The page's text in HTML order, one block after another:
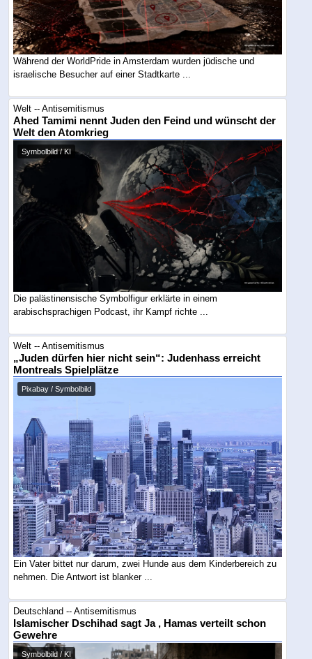
Während der WorldPride in Amsterdam wurden jüdische und
israelische Besucher auf einer Stadtkarte ...
Welt -- Antisemitismus
Ahed Tamimi nennt Juden den Feind und wünscht der
Welt den Atomkrieg
Symbolbild / KI
Die palästinensische Symbolfigur erklärte in einem
arabischsprachigen Podcast, ihr Kampf richte ...
Welt -- Antisemitismus
„Juden dürfen hier nicht sein“: Judenhass erreicht
Montreals Spielplätze
Pixabay / Symbolbild
Ein Vater bittet nur darum, zwei Hunde aus dem Kinderbereich zu
nehmen. Die Antwort ist blanker ...
Deutschland -- Antisemitismus
Islamischer Dschihad sagt Ja , Hamas verteilt schon
Gewehre
Symbolbild / KI